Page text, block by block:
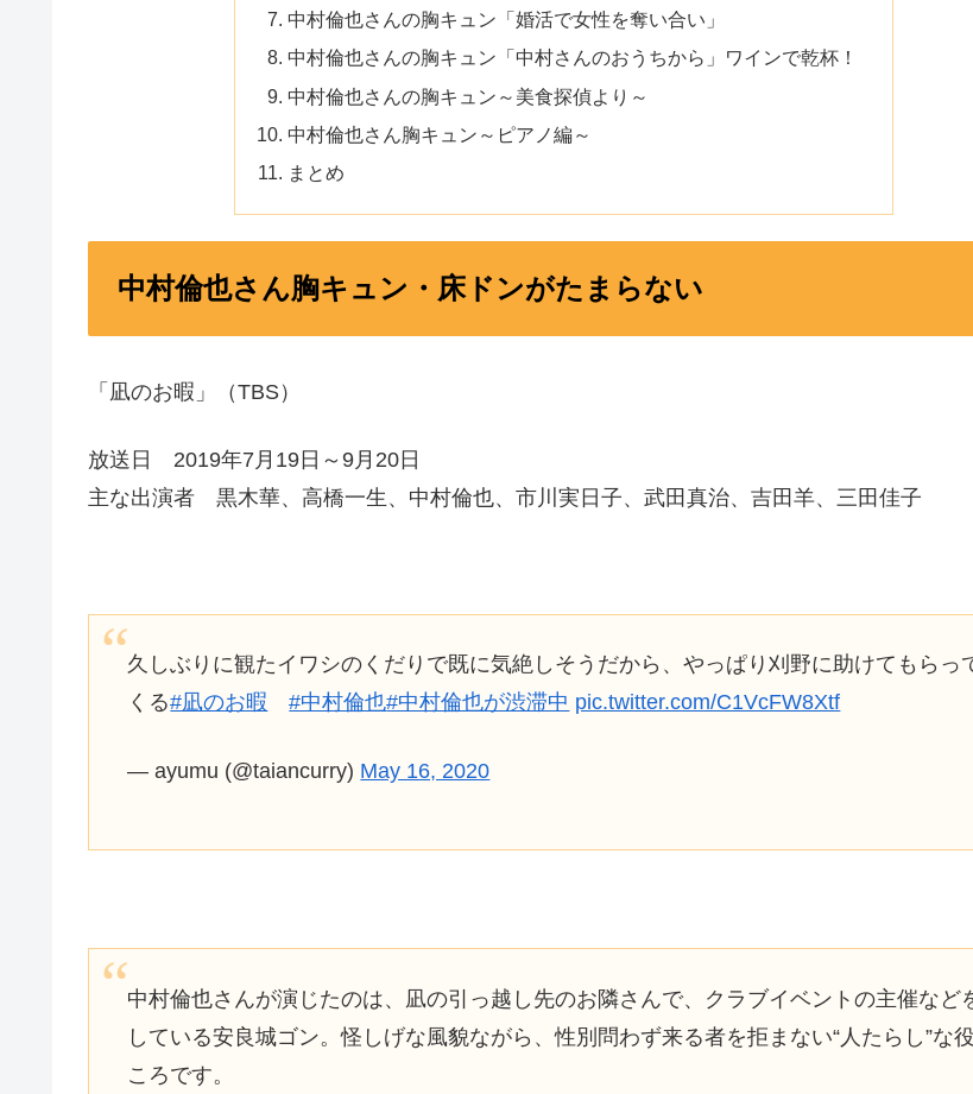
中村倫也さんの胸キュン「婚活で女性を奪い合い」
中村倫也さんの胸キュン「中村さんのおうちから」ワインで乾杯！
中村倫也さんの胸キュン～美食探偵より～
中村倫也さん胸キュン～ピアノ編～
まとめ
中村倫也さん胸キュン・床ドンがたまらない
「凪のお暇」（TBS）
放送日 2019年7月19日～9月20日
主な出演者 黒木華、高橋一生、中村倫也、市川実日子、武田真治、吉田羊、三田佳子
久しぶりに観たイワシのくだりで既に気絶しそうだから、やっぱり刈野に助けてもらっ
くる#凪のお暇 #中村倫也#中村倫也が渋滞中 pic.twitter.com/C1VcFW8Xtf
— ayumu (@taiancurry) May 16, 2020
中村倫也さんが演じたのは、凪の引っ越し先のお隣さんで、クラブイベントの主催など
している安良城ゴン。怪しげな風貌ながら、性別問わず来る者を拒まない“人たらし”な
ころです。